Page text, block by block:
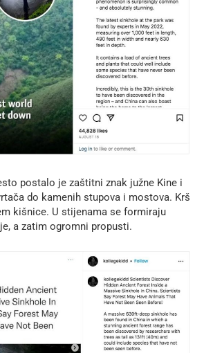
postalo je zaštitni znak južne Kine i
do kamenih stupova i mostova. Krš
kišnice. U stijenama se formiraju
a zatim ogromni propusti.